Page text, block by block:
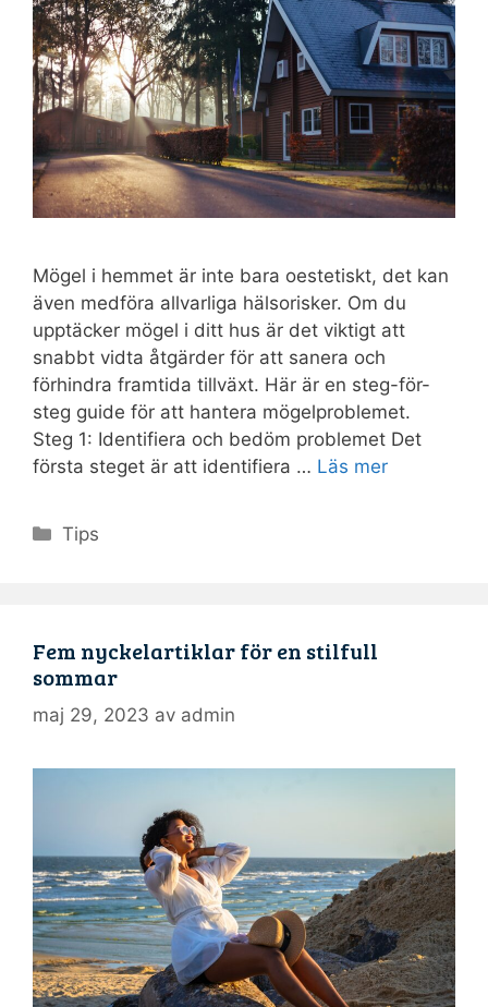
Mögel i hemmet är inte bara oestetiskt, det kan
även medföra allvarliga hälsorisker. Om du
upptäcker mögel i ditt hus är det viktigt att
snabbt vidta åtgärder för att sanera och
förhindra framtida tillväxt. Här är en steg-för-
steg guide för att hantera mögelproblemet.
Steg 1: Identifiera och bedöm problemet Det
första steget är att identifiera … Läs mer
Kategorier
Tips
Fem nyckelartiklar för en stilfull
sommar
maj 29, 2023 av admin